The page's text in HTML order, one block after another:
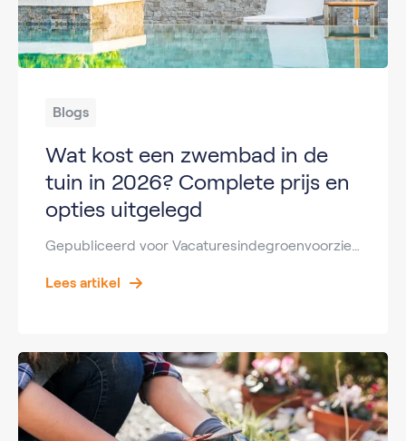
Blogs
Wat kost een zwembad in de
tuin in 2026? Complete prijs en
opties uitgelegd
Lees artikel